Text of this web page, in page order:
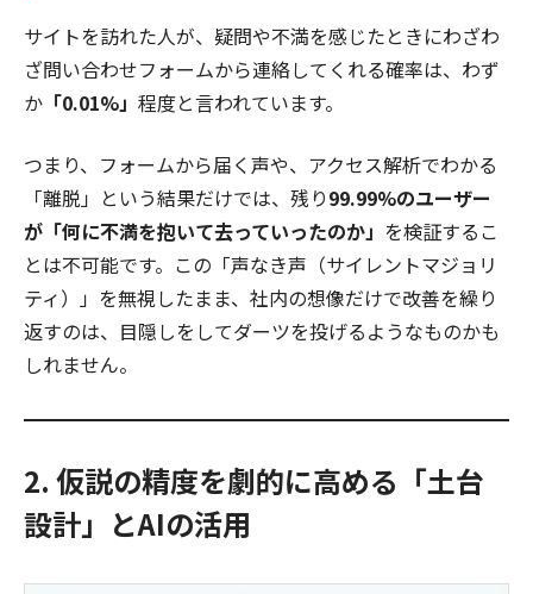
サイトを訪れた人が、疑問や不満を感じたときにわざわ
ざ問い合わせフォームから連絡してくれる確率は、わず
か 「0.01%」 程度と言われています。
つまり、フォームから届く声や、アクセス解析でわかる
「離脱」という結果だけでは、残り99.99%のユーザー
が「何に不満を抱いて去っていったのか」 を検証するこ
とは不可能です。この「声なき声（サイレントマジョリ
ティ）」を無視したまま、社内の想像だけで改善を繰り
返すのは、目隠しをしてダーツを投げるようなものかも
しれません。
2. 仮説の精度を劇的に高める「土台
設計」とAIの活用